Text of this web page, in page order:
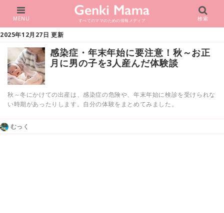
すべてのママのための情報メディア
MENU 検索
2025年12月27日 更新
感染症・年末年始に要注意！秋～お正
月に男の子を3人産んだ体験談
秋～冬にかけての出産は、感染症の危険や、年末年始に検診を受けられな
い時期があったりします。自分の体験をまとめてみました。
むっく